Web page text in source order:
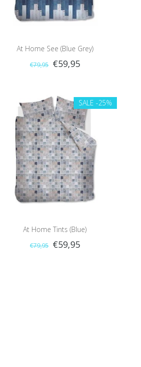
At Home See (Blue Grey)
€79,95 €59,95
SALE -25%
At Home Tints (Blue)
€79,95 €59,95